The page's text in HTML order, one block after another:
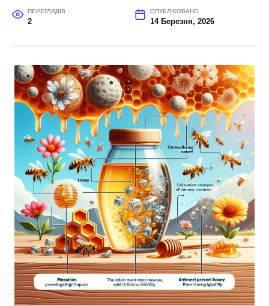
ПЕРЕГЛЯДІВ
2
ОПУБЛІКОВАНО
14 Березня, 2026